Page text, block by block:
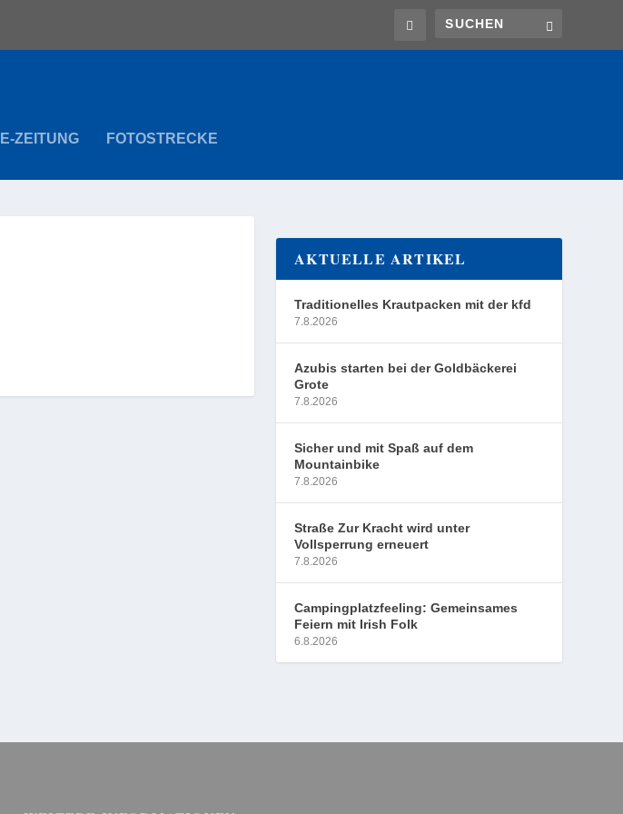
ZEITUNG FOTOSTRECKE
AKTUELLE ARTIKEL
Traditionelles Krautpacken mit der kfd
7.8.2026
Azubis starten bei der Goldbäckerei
Grote
7.8.2026
Sicher und mit Spaß auf dem
Mountainbike
7.8.2026
Straße Zur Kracht wird unter
Vollsperrung erneuert
7.8.2026
Campingplatzfeeling: Gemeinsames
Feiern mit Irish Folk
6.8.2026